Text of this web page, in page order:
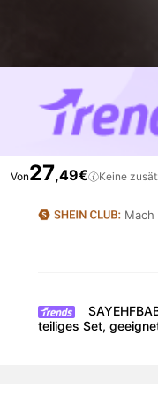
Von27,49€ Keine
teiliges Set,